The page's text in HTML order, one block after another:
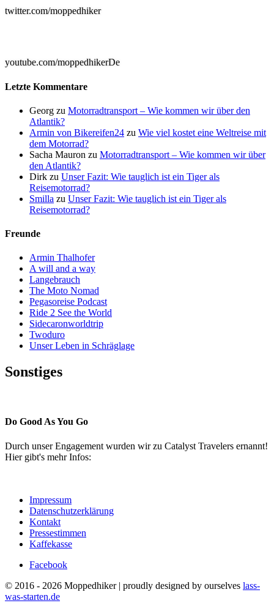
twitter.com/moppedhiker
youtube.com/moppedhikerDe
Letzte Kommentare
Georg zu Motorradtransport – Wie kommen wir über den
Atlantik?
Armin von Bikereifen24 zu Wie viel kostet eine Weltreise mit
dem Motorrad?
Sacha Mauron zu Motorradtransport – Wie kommen wir über
den Atlantik?
Dirk zu Unser Fazit: Wie tauglich ist ein Tiger als
Reisemotorrad?
Smilla zu Unser Fazit: Wie tauglich ist ein Tiger als
Reisemotorrad?
Freunde
Armin Thalhofer
A will and a way
Langebrauch
The Moto Nomad
Pegasoreise Podcast
Ride 2 See the World
Sidecaronworldtrip
Twoduro
Unser Leben in Schräglage
Sonstiges
Do Good As You Go
Durch unser Engagement wurden wir zu Catalyst Travelers ernannt!
Hier gibt's mehr Infos:
Impressum
Datenschutzerklärung
Kontakt
Pressestimmen
Kaffekasse
Facebook
© 2016 - 2026 Moppedhiker | proudly designed by ourselves lass-
was-starten.de